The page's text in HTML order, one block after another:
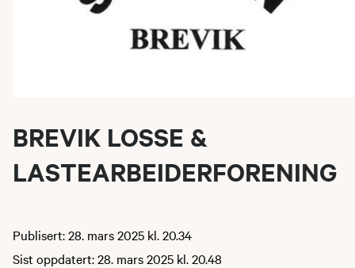
BREVIK LOSSE &
LASTEARBEIDERFORENING
Publisert: 28. mars 2025 kl. 20.34
Sist oppdatert: 28. mars 2025 kl. 20.48